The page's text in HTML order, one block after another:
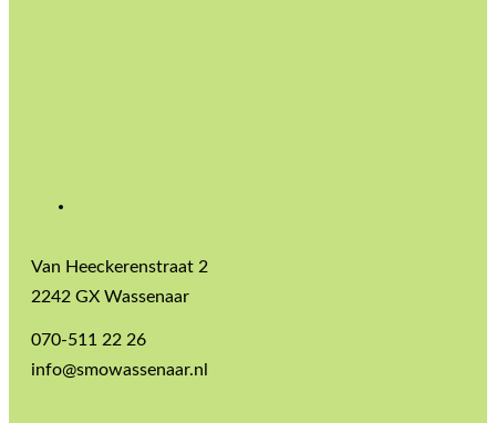
Van Heeckerenstraat 2
2242 GX Wassenaar
070-511 22 26
info@smowassenaar.nl